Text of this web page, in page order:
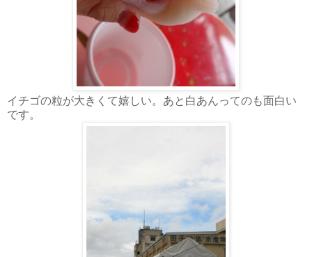
イチゴの粒が大きくて嬉しい。あと白あんってのも面白い
です。